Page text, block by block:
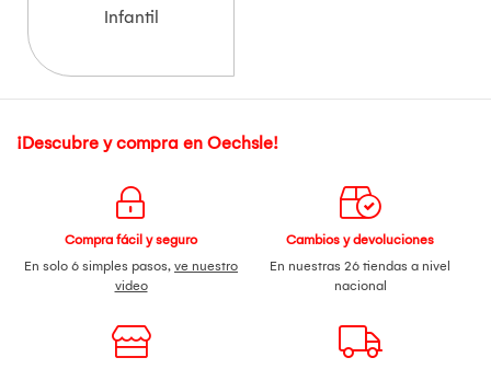
Infantil
¡Descubre y compra en Oechsle!
Compra fácil y seguro
En solo 6 simples pasos, ve nuestro
video
Cambios y devoluciones
En nuestras 26 tiendas a nivel
nacional